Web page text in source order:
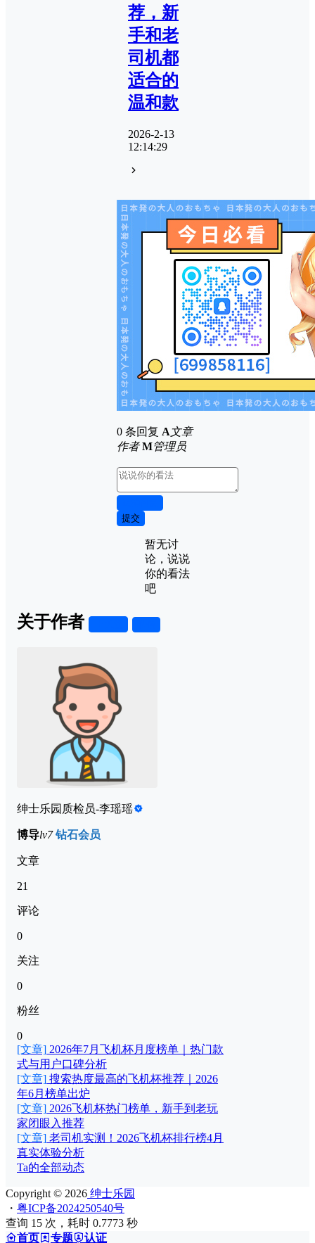
荐，新
手和老
司机都
适合的
温和款
2026-2-13
12:14:29
0 条回复 A文章
作者 M管理员
提交
暂无讨
论，说说
你的看法
吧
关于作者
绅士乐园质检员-李瑶瑶
博导lv7 钻石会员
文章
21
评论
0
关注
0
粉丝
0
[文章] 2026年7月飞机杯月度榜单｜热门款
式与用户口碑分析
[文章] 搜索热度最高的飞机杯推荐｜2026
年6月榜单出炉
[文章] 2026飞机杯热门榜单，新手到老玩
家闭眼入推荐
[文章] 老司机实测！2026飞机杯排行榜4月
真实体验分析
Ta的全部动态
Copyright © 2026 绅士乐园
・ 粤ICP备2024250540号
查询 15 次，耗时 0.7773 秒
首页
专题 认证